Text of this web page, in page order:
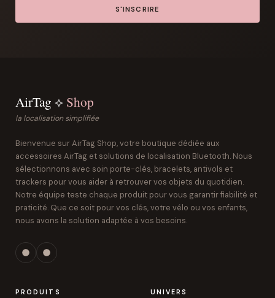
S'INSCRIRE
AirTag ⟡ Shop
la localisation simplifiée
Bienvenue sur AirTag Shop, votre boutique dédiée aux
accessoires AirTag et solutions de localisation Bluetooth. Nous
sélectionnons avec soin porte-clés, bracelets, antivols et
trackers pour vous aider à retrouver vos objets du quotidien.
Notre équipe teste chaque produit pour vous garantir fiabilité et
praticité. Que ce soit pour vos clés, votre vélo ou vos enfants,
nous avons la solution adaptée à vos besoins.
PRODUITS UNIVERS